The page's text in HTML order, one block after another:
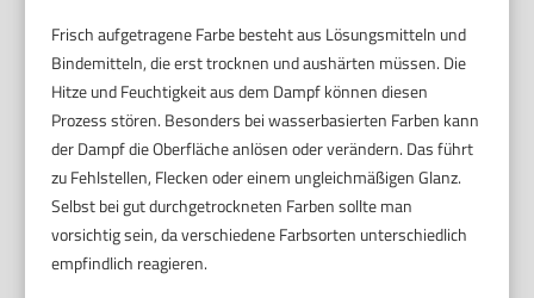
Frisch aufgetragene Farbe besteht aus Lösungsmitteln und
Bindemitteln, die erst trocknen und aushärten müssen. Die
Hitze und Feuchtigkeit aus dem Dampf können diesen
Prozess stören. Besonders bei wasserbasierten Farben kann
der Dampf die Oberfläche anlösen oder verändern. Das führt
zu Fehlstellen, Flecken oder einem ungleichmäßigen Glanz.
Selbst bei gut durchgetrockneten Farben sollte man
vorsichtig sein, da verschiedene Farbsorten unterschiedlich
empfindlich reagieren.